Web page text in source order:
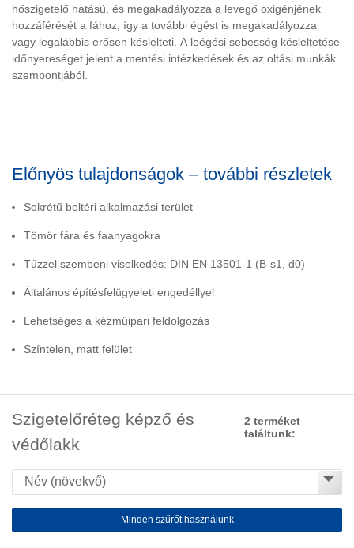
hőszigetelő hatású, és megakadályozza a levegő oxigénjének
hozzáférését a fához, így a további égést is megakadályozza
vagy legalábbis erősen késlelteti. A leégési sebesség késleltetése
időnyereséget jelent a mentési intézkedések és az oltási munkák
szempontjából.
Előnyös tulajdonságok – további részletek
Sokrétű beltéri alkalmazási terület
Tömör fára és faanyagokra
Tűzzel szembeni viselkedés: DIN EN 13501-1 (B-s1, d0)
Általános építésfelügyeleti engedéllyel
Lehetséges a kézműipari feldolgozás
Színtelen, matt felület
Szigetelőréteg képző és
védőlakk
2 terméket
találtunk:
Minden szűrőt használunk